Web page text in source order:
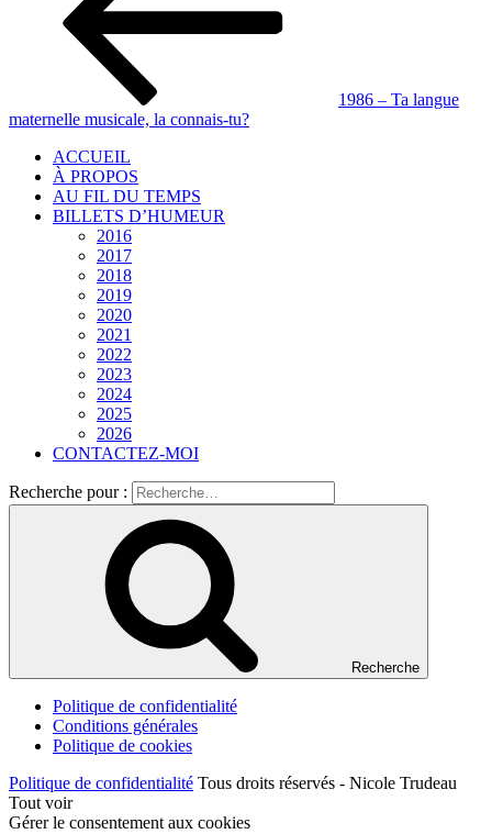
1986 – Ta langue
maternelle musicale, la connais-tu?
ACCUEIL
À PROPOS
AU FIL DU TEMPS
BILLETS D’HUMEUR
2016
2017
2018
2019
2020
2021
2022
2023
2024
2025
2026
CONTACTEZ-MOI
Recherche pour :
Recherche
Politique de confidentialité
Conditions générales
Politique de cookies
Politique de confidentialité Tous droits réservés - Nicole Trudeau
Tout voir
Gérer le consentement aux cookies